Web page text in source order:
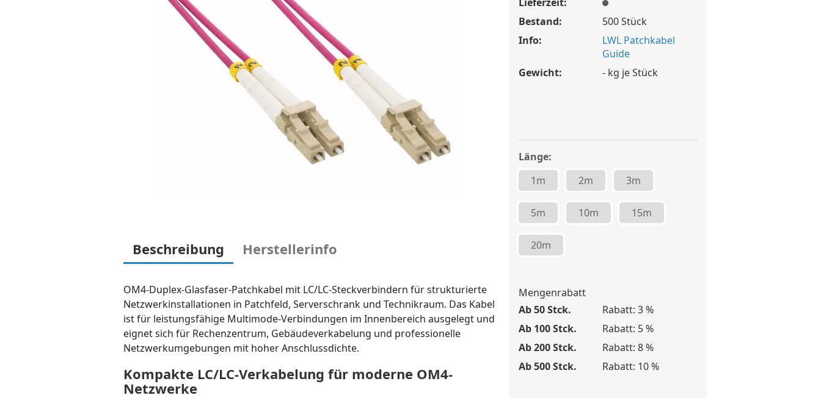
Bestand:
500Stück
Info:
LWL Patchkabel
Guide
Gewicht:
-kg je Stück
Länge:
1m
2m 3m
5m 10m 15m
20m
Mengenrabatt
Ab 50 Stck.
Rabatt: 3 %
Ab 100 Stck.
Rabatt: 5 %
Ab 200 Stck.
Rabatt: 8 %
Ab 500 Stck.
Rabatt: 10 %
Beschreibung Herstellerinfo
OM4-Duplex-Glasfaser-Patchkabel mit LC/LC-Steckverbindern für strukturierte
Netzwerkinstallationen in Patchfeld, Serverschrank und Technikraum. Das Kabel
ist für leistungsfähige Multimode-Verbindungen im Innenbereich ausgelegt und
eignet sich für Rechenzentrum, Gebäudeverkabelung und professionelle
Netzwerkumgebungen mit hoher Anschlussdichte.
Kompakte LC/LC-Verkabelung für moderne OM4-
Netzwerke